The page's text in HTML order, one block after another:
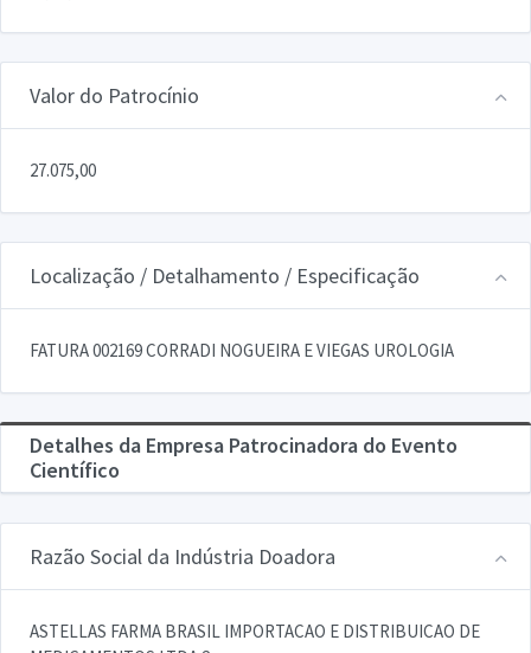
Valor do Patrocínio
27.075,00
Localização / Detalhamento / Especificação
FATURA 002169 CORRADI NOGUEIRA E VIEGAS UROLOGIA
Detalhes da Empresa Patrocinadora do Evento
Científico
Razão Social da Indústria Doadora
ASTELLAS FARMA BRASIL IMPORTACAO E DISTRIBUICAO DE